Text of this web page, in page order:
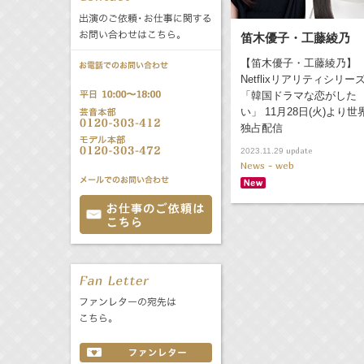
笛木優子・工藤綾乃
【笛木優子・工藤綾乃】
Netflixリアリティシリー
「韓国ドラマな恋がした
い」 11月28日(火)より世
独占配信
2023.11.29 update
News - web
Radio
バラエティ 声優
文化事業部 クリエイター
誕生日 8/6
あ か
さ
た
な
は
ま
や
ら
わ
公式サービス